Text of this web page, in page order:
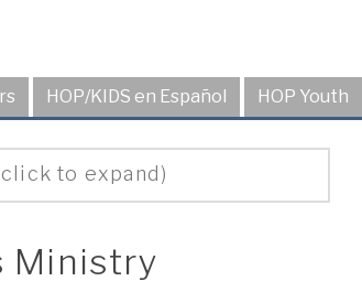
HOP/KIDS en Español HOP Youth
to expand)
Ministry